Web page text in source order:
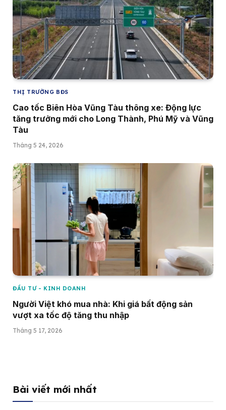
THỊ TRƯỜNG BĐS
Cao tốc Biên Hòa Vũng Tàu thông xe: Động lực
tăng trưởng mới cho Long Thành, Phú Mỹ và Vũng
Tàu
Tháng 5 24, 2026
ĐẦU TƯ - KINH DOANH
Người Việt khó mua nhà: Khi giá bất động sản
vượt xa tốc độ tăng thu nhập
Tháng 5 17, 2026
Bài viết mới nhất